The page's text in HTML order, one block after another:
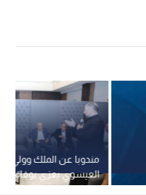
مندوبا عن الملك وولي
العيسوي يعزي بوفاة
الخاصة للمغفور له